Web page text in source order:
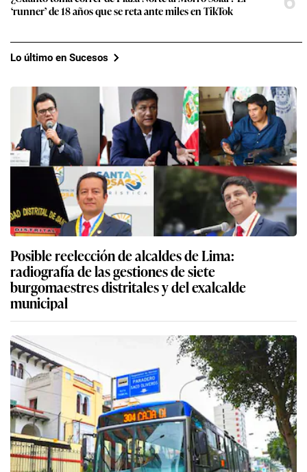
‘runner’ de 18 años que se reta ante miles en TikTok
Lo último en Sucesos
Posible reelección de alcaldes de Lima:
radiografía de las gestiones de siete
burgomaestres distritales y del exalcalde
municipal